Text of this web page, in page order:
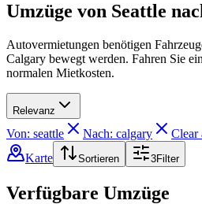
Umzüge von Seattle
Autovermietungen benötigen
Calgary bewegt werden. Fahren Sie
normalen Mietkosten.
Relevanz
Von: seattle Nach: calgary
Clear
Karte
Sortieren 3Filter
Verfügbare Umzüge